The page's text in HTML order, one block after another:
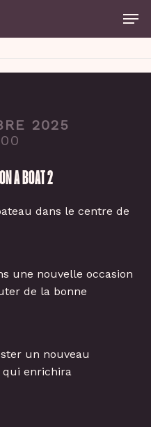
2025
A BOAT 2
dans le centre de
une nouvelle occasion
de la bonne
un nouveau
qui enrichira
Close